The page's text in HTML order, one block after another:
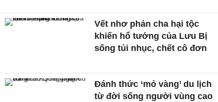
Vết nhơ phản cha hại tộc
khiến hổ tướng của Lưu Bị
sống tủi nhục, chết cô đơn
Đánh thức ‘mỏ vàng’ du lịch
từ đời sống người vùng cao